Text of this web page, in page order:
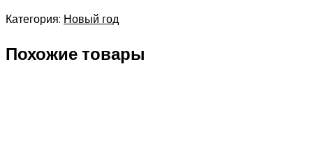
Категория: Новый год
Похожие товары